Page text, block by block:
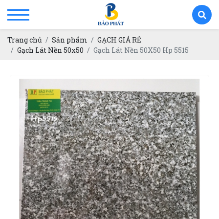
Trang chủ Sản phẩm
GẠCH GIÁ RẺ
Gạch Lát Nền 50x50
Gạch Lát Nền 50X50 Hp 5515